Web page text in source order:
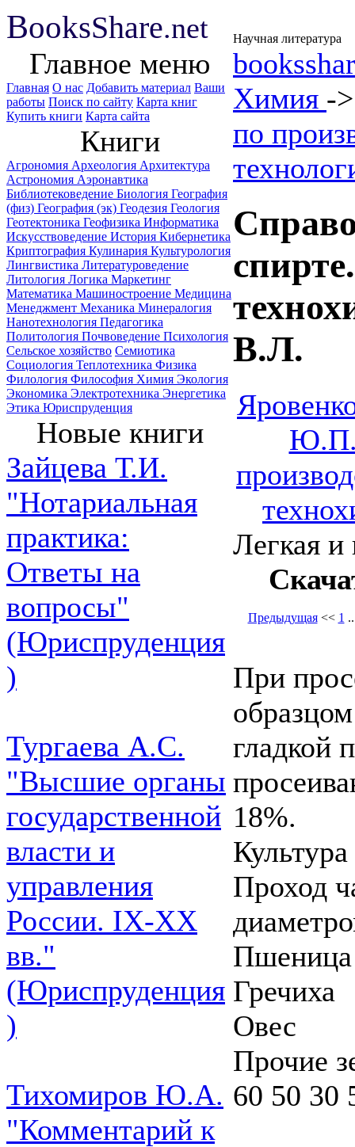
BooksShare.net Научная литература
Главное меню
Главная О нас Добавить материал Ваши
работы Поиск по сайту Карта книг
Купить книги Карта сайта
Книги
Агрономия Археология Архитектура
Астрономия Аэронавтика
Библиотековедение Биология География
(физ) География (эк) Геодезия Геология
Геотектоника Геофизика Информатика
Искусствоведение История Кибернетика
Криптография Кулинария Культурология
Лингвистика Литературоведение
Литология Логика Маркетинг
Математика Машиностроение Медицина
Менеджмент Механика Минералогия
Нанотехнология Педагогика
Политология Почвоведение Психология
Сельское хозяйство Семиотика
Социология Теплотехника Физика
Филология Философия Химия Экология
Экономика Электротехника Энергетика
Этика Юриспруденция
Новые книги
Зайцева Т.И.
"Нотариальная
практика:
Ответы на
вопросы"
(Юриспруденция
)
Тургаева А.С.
"Высшие органы
государственной
власти и
управления
России. IХ-ХХ
вв."
(Юриспруденция
)
Тихомиров Ю.А.
"Комментарий к
Химия -
по
В.Л.
Легкая
Предыдущая<< 1
При
гладкой
18%.
Проход
Пшеница
Гречиха
Овес
Прочие
60 50 30